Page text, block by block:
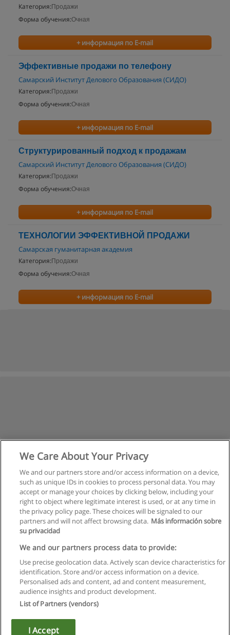
Категория: Продажи
Форма обучения:Очная
+ информация по E-mail
Эффективные продажи по телефону
Самарский Институт Делового Образования (СИДО)
Категория: Продажи
Форма обучения:Очная
+ информация по E-mail
Структурированный подход к продажам
Самарский Институт Делового Образования (СИДО)
Категория: Продажи
Форма обучения:Очная
+ информация по E-mail
ТЕХНОЛОГИИ ЭФФЕКТИВНОЙ ПРОДАЖИ
Самарская гуманитарная академия
Категория: Продажи
Форма обучения:Очная
+ информация по E-mail
Правила пользования
Конфиденциальность информации
Напишите Educaedu
Copyright © Educaedu Business S.L. - CIF : B-95610580: -
We Care About Your Privacy
We and our partners store and/or access information on a device,
such as unique IDs in cookies to process personal data. You may
accept or manage your choices by clicking below, including your
right to object where legitimate interest is used, or at any time in
the privacy policy page. These choices will be signaled to our
partners and will not affect browsing data. Más información sobre
su privacidad
We and our partners process data to provide:
Use precise geolocation data. Actively scan device characteristics for
identification. Store and/or access information on a device.
Personalised ads and content, ad and content measurement,
audience insights and product development.
List of Partners (vendors)
I Accept